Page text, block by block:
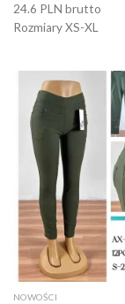
24.6 PLN brutto
Rozmiary XS-XL
NOWOŚCI